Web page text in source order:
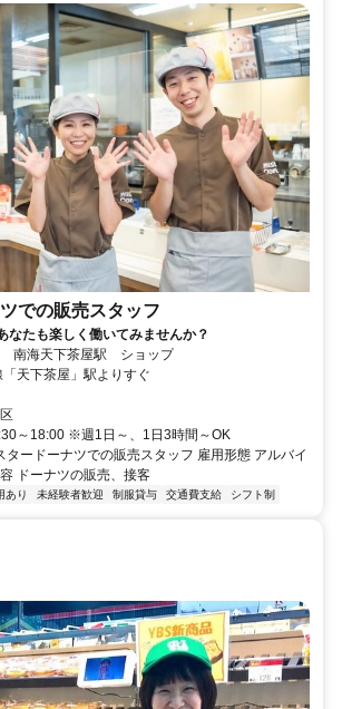
での販売スタッフ
なたも楽しく働いてみませんか？
南海天下茶屋駅 ショップ
天下茶屋」駅よりすぐ
～18:00 ※週1日～、1日3時間～OK
タードーナツでの販売スタッフ 雇用形態 アルバイ
ドーナツの販売、接客
あり 未経験者歓迎 制服貸与 交通費支給 シフト制